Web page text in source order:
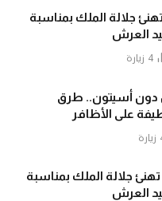
جلالة الملك بمناسبة
4 زيارة
دون أسيتون.. طرق
على الأظافر
زيارة
جلالة الملك بمناسبة